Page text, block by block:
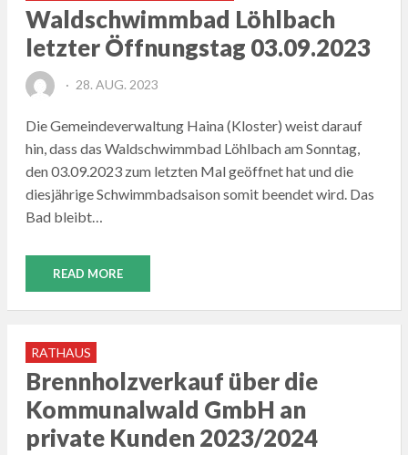
Waldschwimmbad Löhlbach
letzter Öffnungstag 03.09.2023
POSTED
28. AUG. 2023
Die Gemeindeverwaltung Haina (Kloster) weist darauf
hin, dass das Waldschwimmbad Löhlbach am Sonntag,
den 03.09.2023 zum letzten Mal geöffnet hat und die
diesjährige Schwimmbadsaison somit beendet wird. Das
Bad bleibt…
READ MORE
RATHAUS
Brennholzverkauf über die
Kommunalwald GmbH an
private Kunden 2023/2024